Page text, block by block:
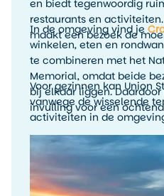
en biedt tegenwoordig
restaurants en
maakt een bezoek de
In de omgeving vind je
winkelen, eten en
te combineren met het
Memorial, omdat beide
bij elkaar liggen.
invulling voor een
Voor gezinnen kan Union
vanwege de wisselende
activiteiten in de